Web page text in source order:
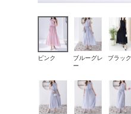
ピンク
ブルーグレ
ー
ブラック